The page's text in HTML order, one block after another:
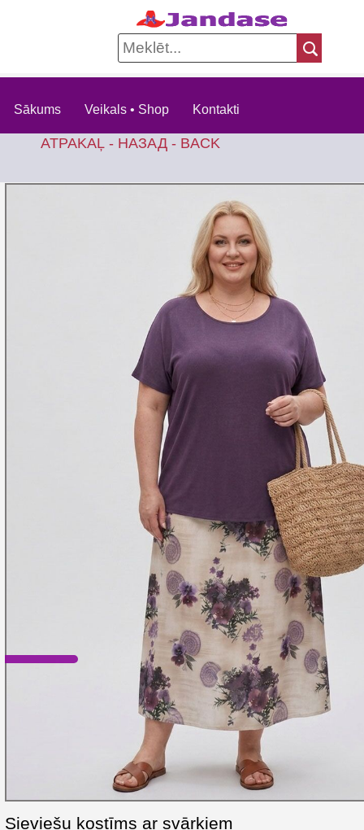
Sākums Veikals • Shop Kontakti
ATPAKAĻ - НАЗАД - BACK
Sieviešu kostīms ar svārkiem